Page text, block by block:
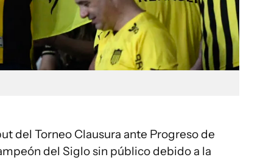
del Torneo Clausura ante Progreso de
del Siglo sin público debido a la